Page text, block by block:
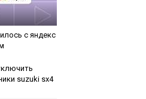
с яндекс